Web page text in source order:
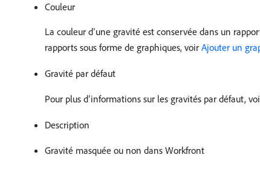
Couleur
La couleur d’une gravité est conservée dans un
rapports sous forme de graphiques, voir Ajouter un
Gravité par défaut
Pour plus d’informations sur les gravités par défaut,
Description
Gravité masquée ou non dans Workfront